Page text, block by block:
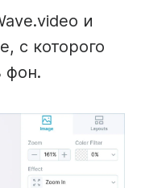
и
с которого
фон.